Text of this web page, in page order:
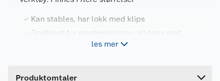
Kan stables, har lokk med klips
Godkjent for oppbevaring av all type mat
Egner seg godt til oppbevaring av verktøy
les mer
Produktomtaler
Farge